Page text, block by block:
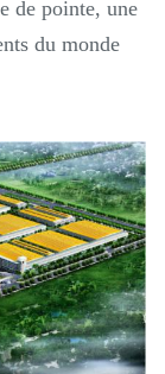
de pointe, une
du monde